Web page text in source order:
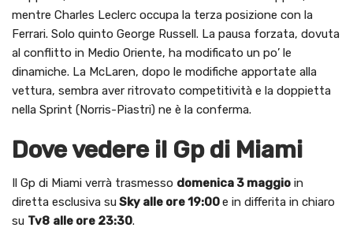
mentre Charles Leclerc occupa la terza posizione con la
Ferrari. Solo quinto George Russell. La pausa forzata, dovuta
al conflitto in Medio Oriente, ha modificato un po’ le
dinamiche. La McLaren, dopo le modifiche apportate alla
vettura, sembra aver ritrovato competitività e la doppietta
nella Sprint (Norris-Piastri) ne è la conferma.
Dove vedere il Gp di Miami
Il Gp di Miami verrà trasmesso domenica 3 maggio in
diretta esclusiva suSky alle ore 19:00e in differita in chiaro
su Tv8 alle ore 23:30.